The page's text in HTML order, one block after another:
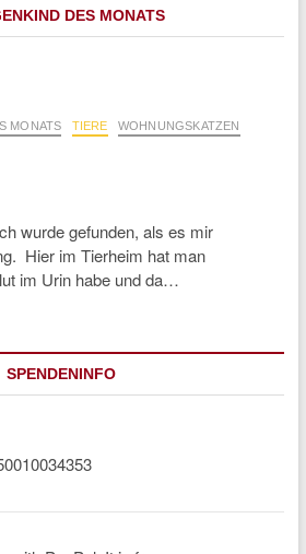
DES MONATS
MONATS TIERE WOHNUNGSKATZEN
wurde gefunden, als es mir
Hier im Tierheim hat man
im Urin habe und da…
SPENDENINFO